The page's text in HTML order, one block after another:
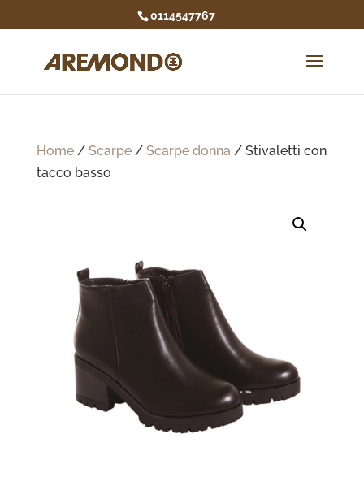
0114547767
Home/ Scarpe/ Scarpe donna/ Stivaletti con
tacco basso